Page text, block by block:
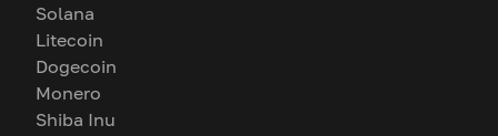
Solana
Litecoin
Dogecoin
Monero
Shiba Inu